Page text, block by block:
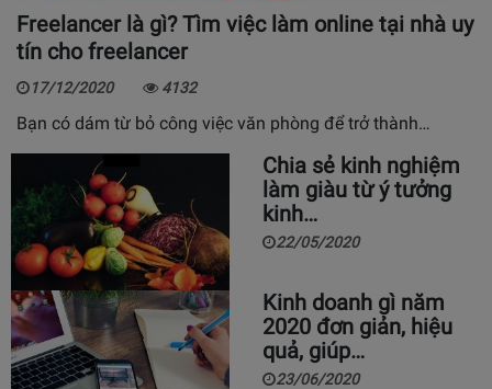
Freelancer là gì? Tìm việc làm online tại nhà uy
tín cho freelancer
17/12/2020 4132
Bạn có dám từ bỏ công việc văn phòng để trở thành…
Chia sẻ kinh nghiệm
làm giàu từ ý tưởng
kinh…
22/05/2020
Kinh doanh gì năm
2020 đơn giản, hiệu
quả, giúp…
23/06/2020